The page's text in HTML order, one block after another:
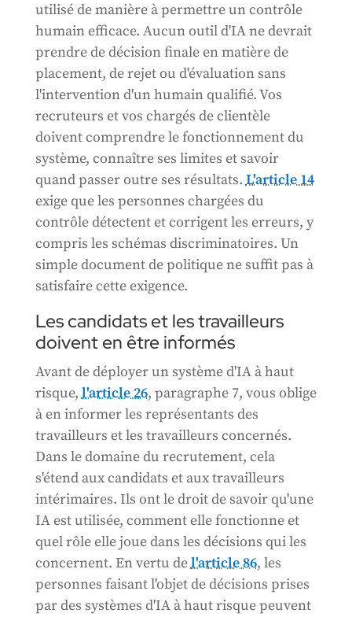
utilisé de manière à permettre un contrôle
humain efficace. Aucun outil d'IA ne devrait
prendre de décision finale en matière de
placement, de rejet ou d'évaluation sans
l'intervention d'un humain qualifié. Vos
recruteurs et vos chargés de clientèle
doivent comprendre le fonctionnement du
système, connaître ses limites et savoir
quand passer outre ses résultats.L'article 14
exige que les personnes chargées du
contrôle détectent et corrigent les erreurs, y
compris les schémas discriminatoires. Un
simple document de politique ne suffit pas à
satisfaire cette exigence.
Les candidats et les travailleurs
doivent en être informés
Avant de déployer un système d'IA à haut
risque,l'article 26, paragraphe 7, vous oblige
à en informer les représentants des
travailleurs et les travailleurs concernés.
Dans le domaine du recrutement, cela
s'étend aux candidats et aux travailleurs
intérimaires. Ils ont le droit de savoir qu'une
IA est utilisée, comment elle fonctionne et
quel rôle elle joue dans les décisions qui les
concernent. En vertu del'article 86, les
personnes faisant l'objet de décisions prises
par des systèmes d'IA à haut risque peuvent